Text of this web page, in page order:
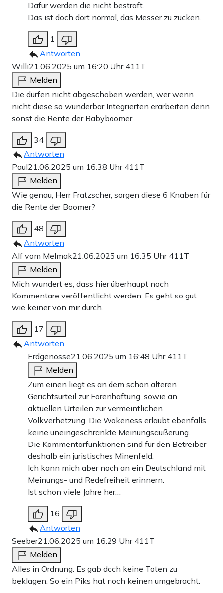
Dafür werden die nicht bestraft.
Das ist doch dort normal, das Messer zu zücken.
1
Antworten
Willi21.06.2025 um 16:20 Uhr 411T
Melden
Die dürfen nicht abgeschoben werden, wer wenn
nicht diese so wunderbar Integrierten erarbeiten denn
sonst die Rente der Babyboomer .
34
Antworten
Paul21.06.2025 um 16:38 Uhr 411T
Melden
Wie genau, Herr Fratzscher, sorgen diese 6 Knaben für
die Rente der Boomer?
48
Antworten
Alf vom Melmak21.06.2025 um 16:35 Uhr 411T
Melden
Mich wundert es, dass hier überhaupt noch
Kommentare veröffentlicht werden. Es geht so gut
wie keiner von mir durch.
17
Antworten
Erdgenosse21.06.2025 um 16:48 Uhr 411T
Melden
Zum einen liegt es an dem schon älteren
Gerichtsurteil zur Forenhaftung, sowie an
aktuellen Urteilen zur vermeintlichen
Volkverhetzung. Die Wokeness erlaubt ebenfalls
keine uneingeschränkte Meinungsäußerung.
Die Kommentarfunktionen sind für den Betreiber
deshalb ein juristisches Minenfeld.
Ich kann mich aber noch an ein Deutschland mit
Meinungs- und Redefreiheit erinnern.
Ist schon viele Jahre her…
16
Antworten
Seeber21.06.2025 um 16:29 Uhr 411T
Melden
Alles in Ordnung. Es gab doch keine Toten zu
beklagen. So ein Piks hat noch keinen umgebracht.